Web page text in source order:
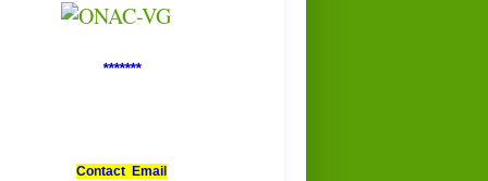
*******
Contact Email